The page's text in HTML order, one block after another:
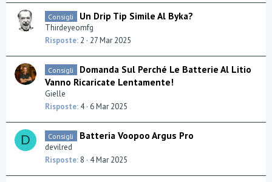
Consigli Un Drip Tip Simile Al Byka?
Thirdeyeomfg
Risposte 2 27 Mar 2025
Consigli
Domanda Sul Perché Le Batterie Al Litio
Vanno Ricaricate Lentamente!
Gielle
Risposte 4 6 Mar 2025
D Consigli Batteria Voopoo Argus Pro
devilred
Risposte 8 4 Mar 2025